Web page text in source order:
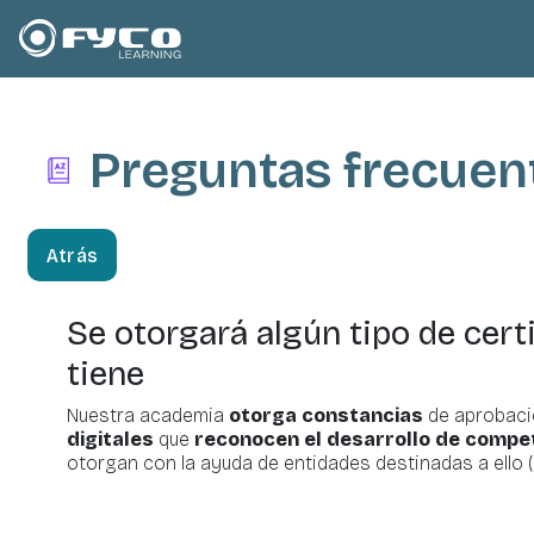
Preguntas
Atrás
Se otorgará algún tipo de
tiene
Nuestra academia otorga constancias de
digitales que reconocen el desarrollo de
otorgan con la ayuda de entidades destinadas a ello